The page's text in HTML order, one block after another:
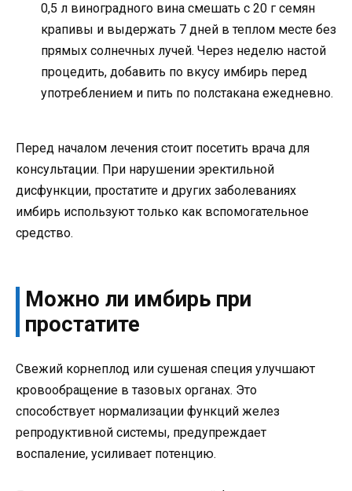
0,5 л виноградного вина смешать с 20 г семян
крапивы и выдержать 7 дней в теплом месте без
прямых солнечных лучей. Через неделю настой
процедить, добавить по вкусу имбирь перед
употреблением и пить по полстакана ежедневно.
Перед началом лечения стоит посетить врача для
консультации. При нарушении эректильной
дисфункции, простатите и других заболеваниях
имбирь используют только как вспомогательное
средство.
Можно ли имбирь при
простатите
Свежий корнеплод или сушеная специя улучшают
кровообращение в тазовых органах. Это
способствует нормализации функций желез
репродуктивной системы, предупреждает
воспаление, усиливает потенцию.